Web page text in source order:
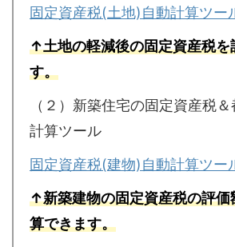
固定資産税(土地)自動計算ツー
↑土地の軽減後の固定資産税を
す。
（２）新築住宅の固定資産税
計算ツール
固定資産税(建物)自動計算ツー
↑新築建物の固定資産税の評価
算できます。